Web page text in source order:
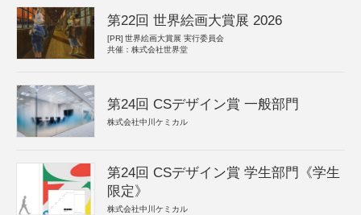
第22回 世界絵画大賞展 2026
[PR] 世界絵画大賞展 実行委員会
共催：株式会社世界堂
第24回 CSデザイン賞 一般部門
株式会社中川ケミカル
第24回 CSデザイン賞 学生部門《学生
限定》
株式会社中川ケミカル